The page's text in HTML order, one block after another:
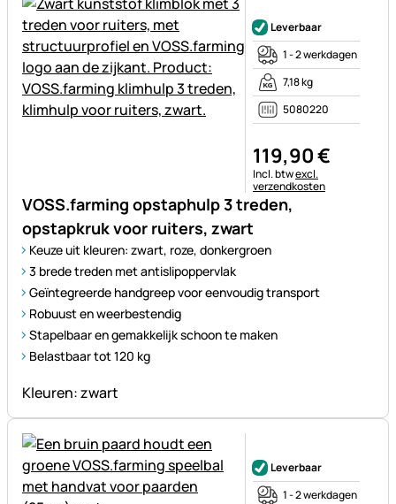
VOSS.farming opstaphulp 3 treden,
opstapkruk voor ruiters, zwart
Keuze uit kleuren: zwart, roze, donkergroen
3 brede treden met antislipoppervlak
Geïntegreerde handgreep voor eenvoudig transport
Robuust en weerbestendig
Stapelbaar en gemakkelijk schoon te maken
Belastbaar tot 120 kg
Kleuren: zwart
Leverbaar
1 - 2 werkdagen
7,18 kg
5080220
119,90€
Belastinginformatie:
Incl. btwexcl.
verzendkosten
Leverbaar
1 - 2 werkdagen